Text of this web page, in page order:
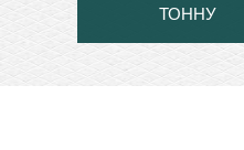
ТОННУ